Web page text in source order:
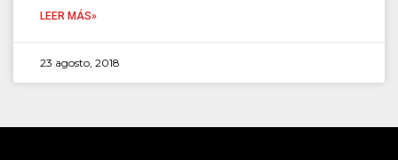
LEER MÁS»
23 agosto, 2018